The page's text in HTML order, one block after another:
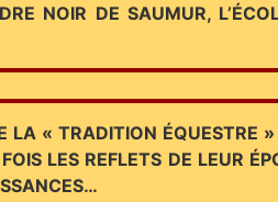
NOIR DE SAUMUR,
LA « TRADITION
LES REFLETS DE LEUR